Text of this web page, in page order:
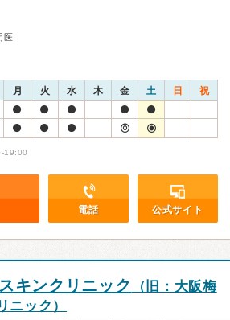
医
月 火 水 木 金 土 日 祝
19:00
電話 公式サイト
キンクリニック
（旧：大阪梅
ニック）